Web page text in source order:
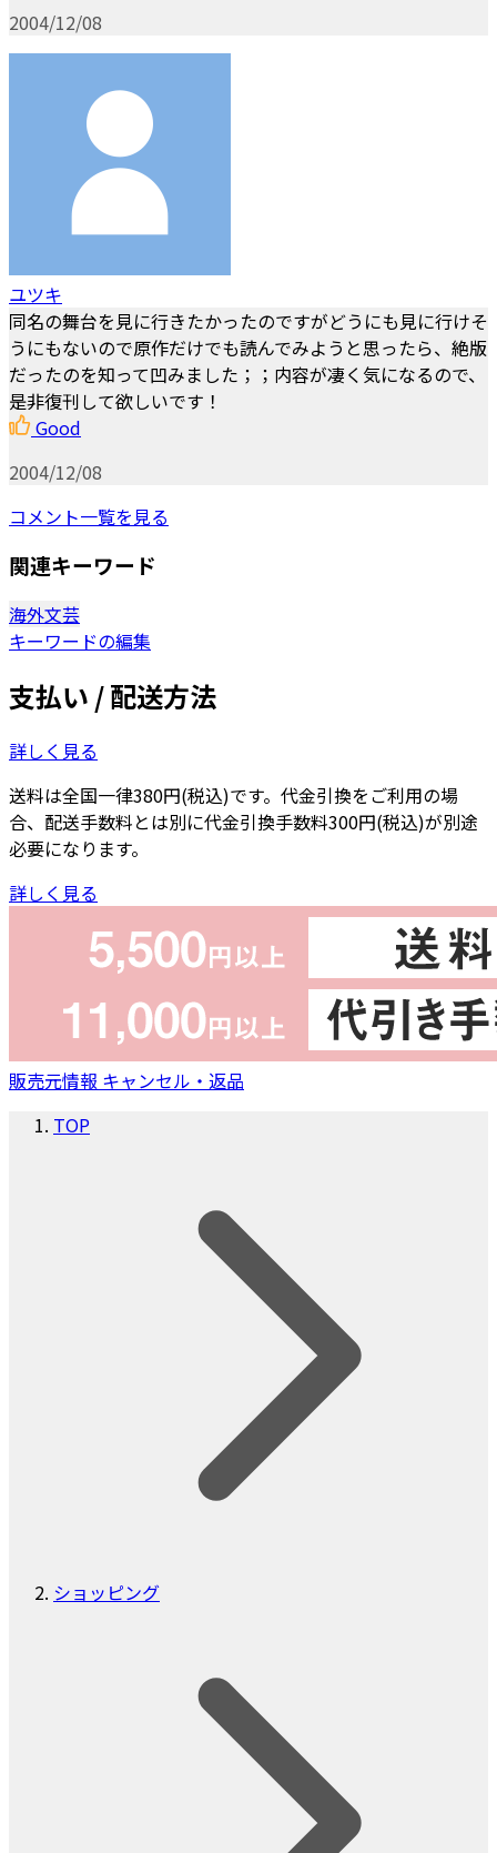
2004/12/08
ユツキ
同名の舞台を見に行きたかったのですがどうにも見に行けそ
うにもないので原作だけでも読んでみようと思ったら、絶版
だったのを知って凹みました；；内容が凄く気になるので、
是非復刊して欲しいです！
Good
2004/12/08
コメント一覧を見る
関連キーワード
海外文芸
キーワードの編集
支払い / 配送方法
詳しく見る
送料は全国一律380円(税込)です。代金引換をご利用の場
合、配送手数料とは別に代金引換手数料300円(税込)が別途
必要になります。
詳しく見る
販売元情報 キャンセル・返品
TOP
ショッピング